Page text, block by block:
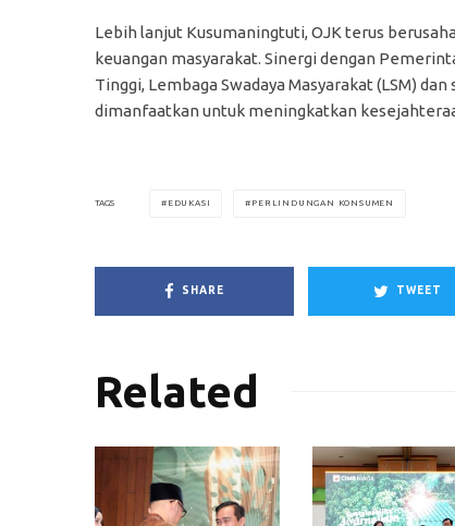
Lebih lanjut Kusumaningtuti, OJK terus
keuangan masyarakat. Sinergi dengan
Tinggi, Lembaga Swadaya Masyarakat (LSM)
dimanfaatkan untuk meningkatkan
TAGS EDUKASI PERLINDUNGAN KONSUMEN
SHARE TWEET
Related